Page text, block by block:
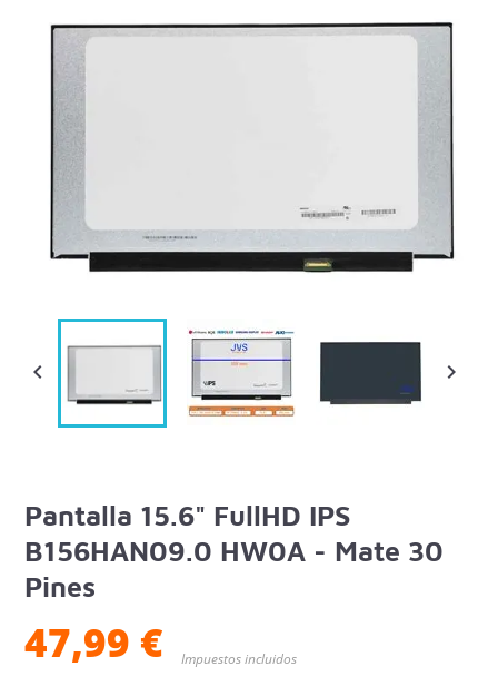
 
Pantalla 15.6" FullHD IPS
B156HAN09.0 HW0A - Mate 30
Pines
47,99 € Impuestos incluidos